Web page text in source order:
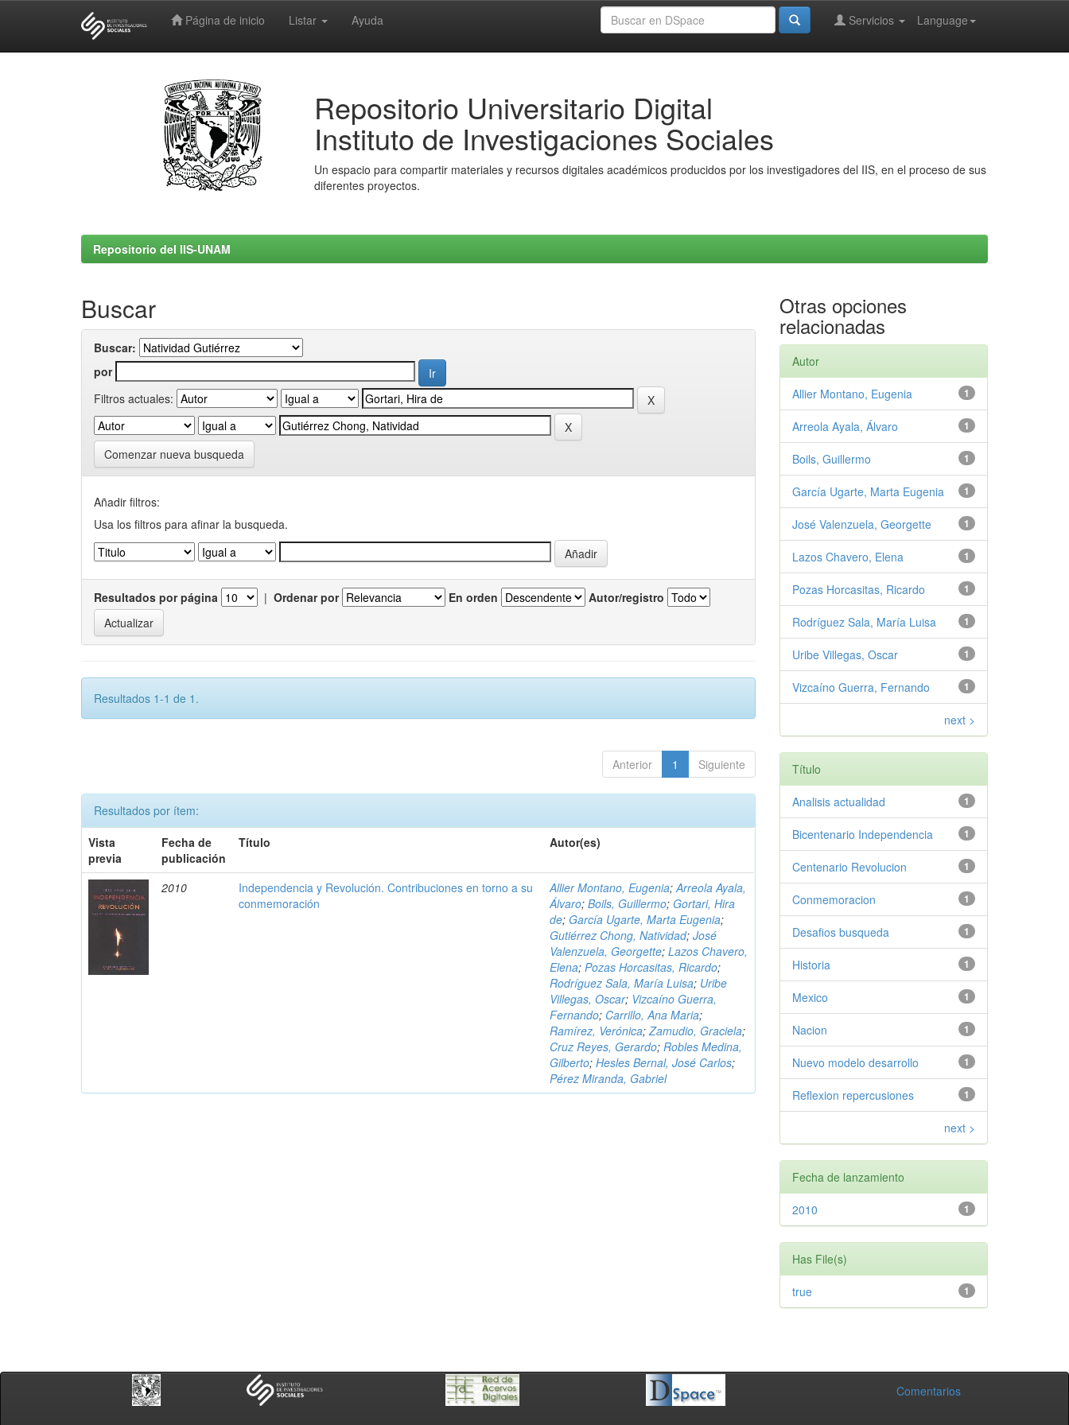
Página de inicio Listar Ayuda Language
Servicios
Repositorio Universitario Digital
Instituto de Investigaciones Sociales
Un espacio para compartir materiales y recursos digitales académicos producidos por los investigadores del IIS, en el proceso de sus
diferentes proyectos.
Repositorio del IIS-UNAM
Buscar
Buscar:
por
Filtros actuales:
Comenzar nueva busqueda
Añadir filtros:
Usa los filtros para afinar la busqueda.
Resultados por página | Ordenar por En orden Autor/registro
Resultados 1-1 de 1.
Anterior 1 Siguiente
Resultados por ítem:
Vista
previa
Fecha de
publicación
Título Autor(es)
2010
Independencia y Revolución. Contribuciones en torno a su
conmemoración
Allier Montano, Eugenia;Arreola Ayala,
Álvaro;Boils, Guillermo; Gortari, Hira
de; García Ugarte, Marta Eugenia;
Gutiérrez Chong, Natividad;José
Valenzuela, Georgette;Lazos Chavero,
Elena;Pozas Horcasitas, Ricardo;
Rodríguez Sala, María Luisa; Uribe
Villegas, Oscar; Vizcaíno Guerra,
Fernando; Carrillo, Ana Maria;
Ramírez, Verónica;Zamudio, Graciela;
Cruz Reyes, Gerardo;Robles Medina,
Gilberto;Hesles Bernal, José Carlos;
Pérez Miranda, Gabriel
Otras opciones
relacionadas
Autor
1
Allier Montano, Eugenia
1
Arreola Ayala, Álvaro
1
Boils, Guillermo
1
García Ugarte, Marta Eugenia
1
José Valenzuela, Georgette
1
Lazos Chavero, Elena
1
Pozas Horcasitas, Ricardo
1
Rodríguez Sala, María Luisa
1
Uribe Villegas, Oscar
1
Vizcaíno Guerra, Fernando
next >
Título
1
Analisis actualidad
1
Bicentenario Independencia
1
Centenario Revolucion
1
Conmemoracion
1
Desafios busqueda
1
Historia
1
Mexico
1
Nacion
1
Nuevo modelo desarrollo
1
Reflexion repercusiones
next >
Fecha de lanzamiento
1
2010
Has File(s)
1
true
Comentarios